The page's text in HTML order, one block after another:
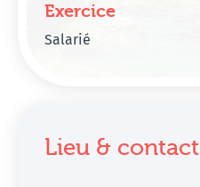
Exercice
Salarié
Lieu & contact